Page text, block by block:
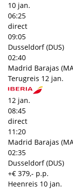
10 jan.
06:25
direct
09:05
Dusseldorf (DUS)
02:40
Madrid Barajas
Terugreis 12 jan.
12 jan.
08:45
direct
11:20
Madrid Barajas
02:35
Dusseldorf (DUS)
+€ 379,- p.p.
Heenreis 10 jan.